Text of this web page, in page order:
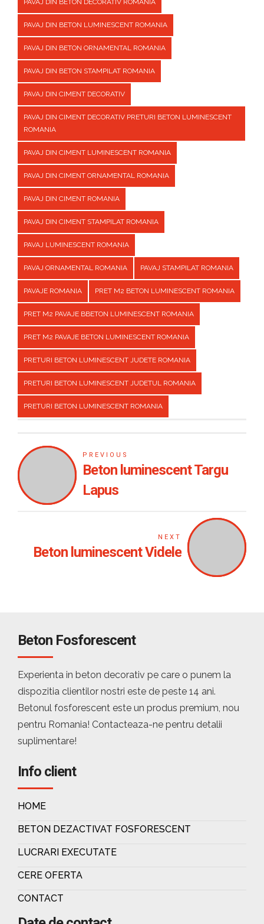
PAVAJ DIN BETON DECORATIV ROMANIA
PAVAJ DIN BETON LUMINESCENT ROMANIA
PAVAJ DIN BETON ORNAMENTAL ROMANIA
PAVAJ DIN BETON STAMPILAT ROMANIA
PAVAJ DIN CIMENT DECORATIV
PAVAJ DIN CIMENT DECORATIV PRETURI BETON LUMINESCENT
ROMANIA
PAVAJ DIN CIMENT LUMINESCENT ROMANIA
PAVAJ DIN CIMENT ORNAMENTAL ROMANIA
PAVAJ DIN CIMENT ROMANIA
PAVAJ DIN CIMENT STAMPILAT ROMANIA
PAVAJ LUMINESCENT ROMANIA
PAVAJ ORNAMENTAL ROMANIA PAVAJ STAMPILAT ROMANIA
PAVAJE ROMANIA PRET M2 BETON LUMINESCENT ROMANIA
PRET M2 PAVAJE BBETON LUMINESCENT ROMANIA
PRET M2 PAVAJE BETON LUMINESCENT ROMANIA
PRETURI BETON LUMINESCENT JUDETE ROMANIA
PRETURI BETON LUMINESCENT JUDETUL ROMANIA
PRETURI BETON LUMINESCENT ROMANIA
PREVIOUS
Beton luminescent Targu
Lapus
NEXT
Beton luminescent Videle
Beton Fosforescent
Experienta in beton decorativ pe care o punem la
dispozitia clientilor nostri este de peste 14 ani.
Betonul fosforescent este un produs premium, nou
pentru Romania! Contacteaza-ne pentru detalii
suplimentare!
Info client
HOME
BETON DEZACTIVAT FOSFORESCENT
LUCRARI EXECUTATE
CERE OFERTA
CONTACT